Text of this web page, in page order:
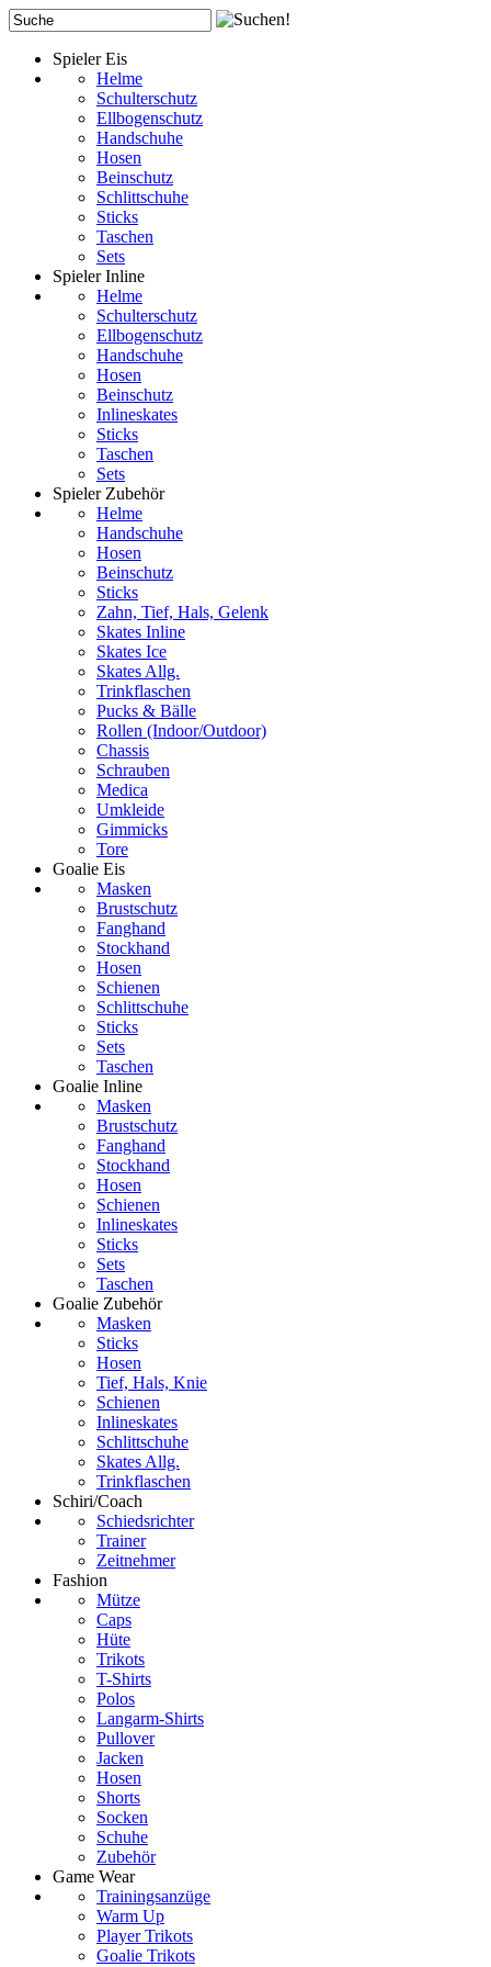
Spieler Eis
Helme
Schulterschutz
Ellbogenschutz
Handschuhe
Hosen
Beinschutz
Schlittschuhe
Sticks
Taschen
Sets
Spieler Inline
Helme
Schulterschutz
Ellbogenschutz
Handschuhe
Hosen
Beinschutz
Inlineskates
Sticks
Taschen
Sets
Spieler Zubehör
Helme
Handschuhe
Hosen
Beinschutz
Sticks
Zahn, Tief, Hals, Gelenk
Skates Inline
Skates Ice
Skates Allg.
Trinkflaschen
Pucks & Bälle
Rollen (Indoor/Outdoor)
Chassis
Schrauben
Medica
Umkleide
Gimmicks
Tore
Goalie Eis
Masken
Brustschutz
Fanghand
Stockhand
Hosen
Schienen
Schlittschuhe
Sticks
Sets
Taschen
Goalie Inline
Masken
Brustschutz
Fanghand
Stockhand
Hosen
Schienen
Inlineskates
Sticks
Sets
Taschen
Goalie Zubehör
Masken
Sticks
Hosen
Tief, Hals, Knie
Schienen
Inlineskates
Schlittschuhe
Skates Allg.
Trinkflaschen
Schiri/Coach
Schiedsrichter
Trainer
Zeitnehmer
Fashion
Mütze
Caps
Hüte
Trikots
T-Shirts
Polos
Langarm-Shirts
Pullover
Jacken
Hosen
Shorts
Socken
Schuhe
Zubehör
Game Wear
Trainingsanzüge
Warm Up
Player Trikots
Goalie Trikots